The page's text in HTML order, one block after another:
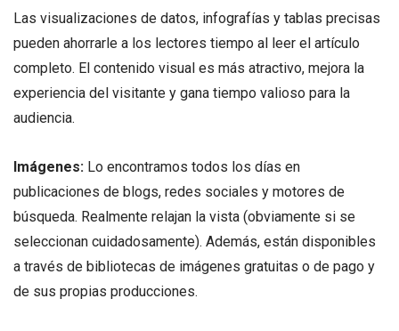
Las visualizaciones de datos, infografías y tablas precisas
pueden ahorrarle a los lectores tiempo al leer el artículo
completo. El contenido visual es más atractivo, mejora la
experiencia del visitante y gana tiempo valioso para la
audiencia.
Imágenes: Lo encontramos todos los días en
publicaciones de blogs, redes sociales y motores de
búsqueda. Realmente relajan la vista (obviamente si se
seleccionan cuidadosamente). Además, están disponibles
a través de bibliotecas de imágenes gratuitas o de pago y
de sus propias producciones.